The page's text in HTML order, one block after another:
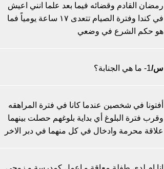
رمضان القادم وقضائه فيما بعد علما انني اعيش
في كندا وفترة الصيام تتعدى ١٧ ساعة يومياً فما
هو حكم الشرع في وضعي
س/1- ما هي الجنابة؟
أفتونا في شخصين عندما كانا في فترة المراهقه
وقرب فترة البلوغ أي بداية بلوغهم حصلت بينهما
علاقة محرمة وادخال في كل منهما في دبر الاخر